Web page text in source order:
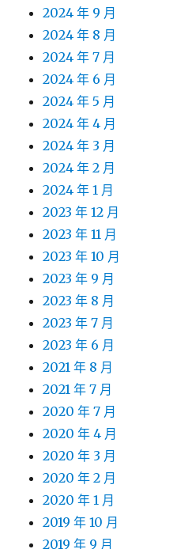
2024 年 9 月
2024 年 8 月
2024 年 7 月
2024 年 6 月
2024 年 5 月
2024 年 4 月
2024 年 3 月
2024 年 2 月
2024 年 1 月
2023 年 12 月
2023 年 11 月
2023 年 10 月
2023 年 9 月
2023 年 8 月
2023 年 7 月
2023 年 6 月
2021 年 8 月
2021 年 7 月
2020 年 7 月
2020 年 4 月
2020 年 3 月
2020 年 2 月
2020 年 1 月
2019 年 10 月
2019 年 9 月